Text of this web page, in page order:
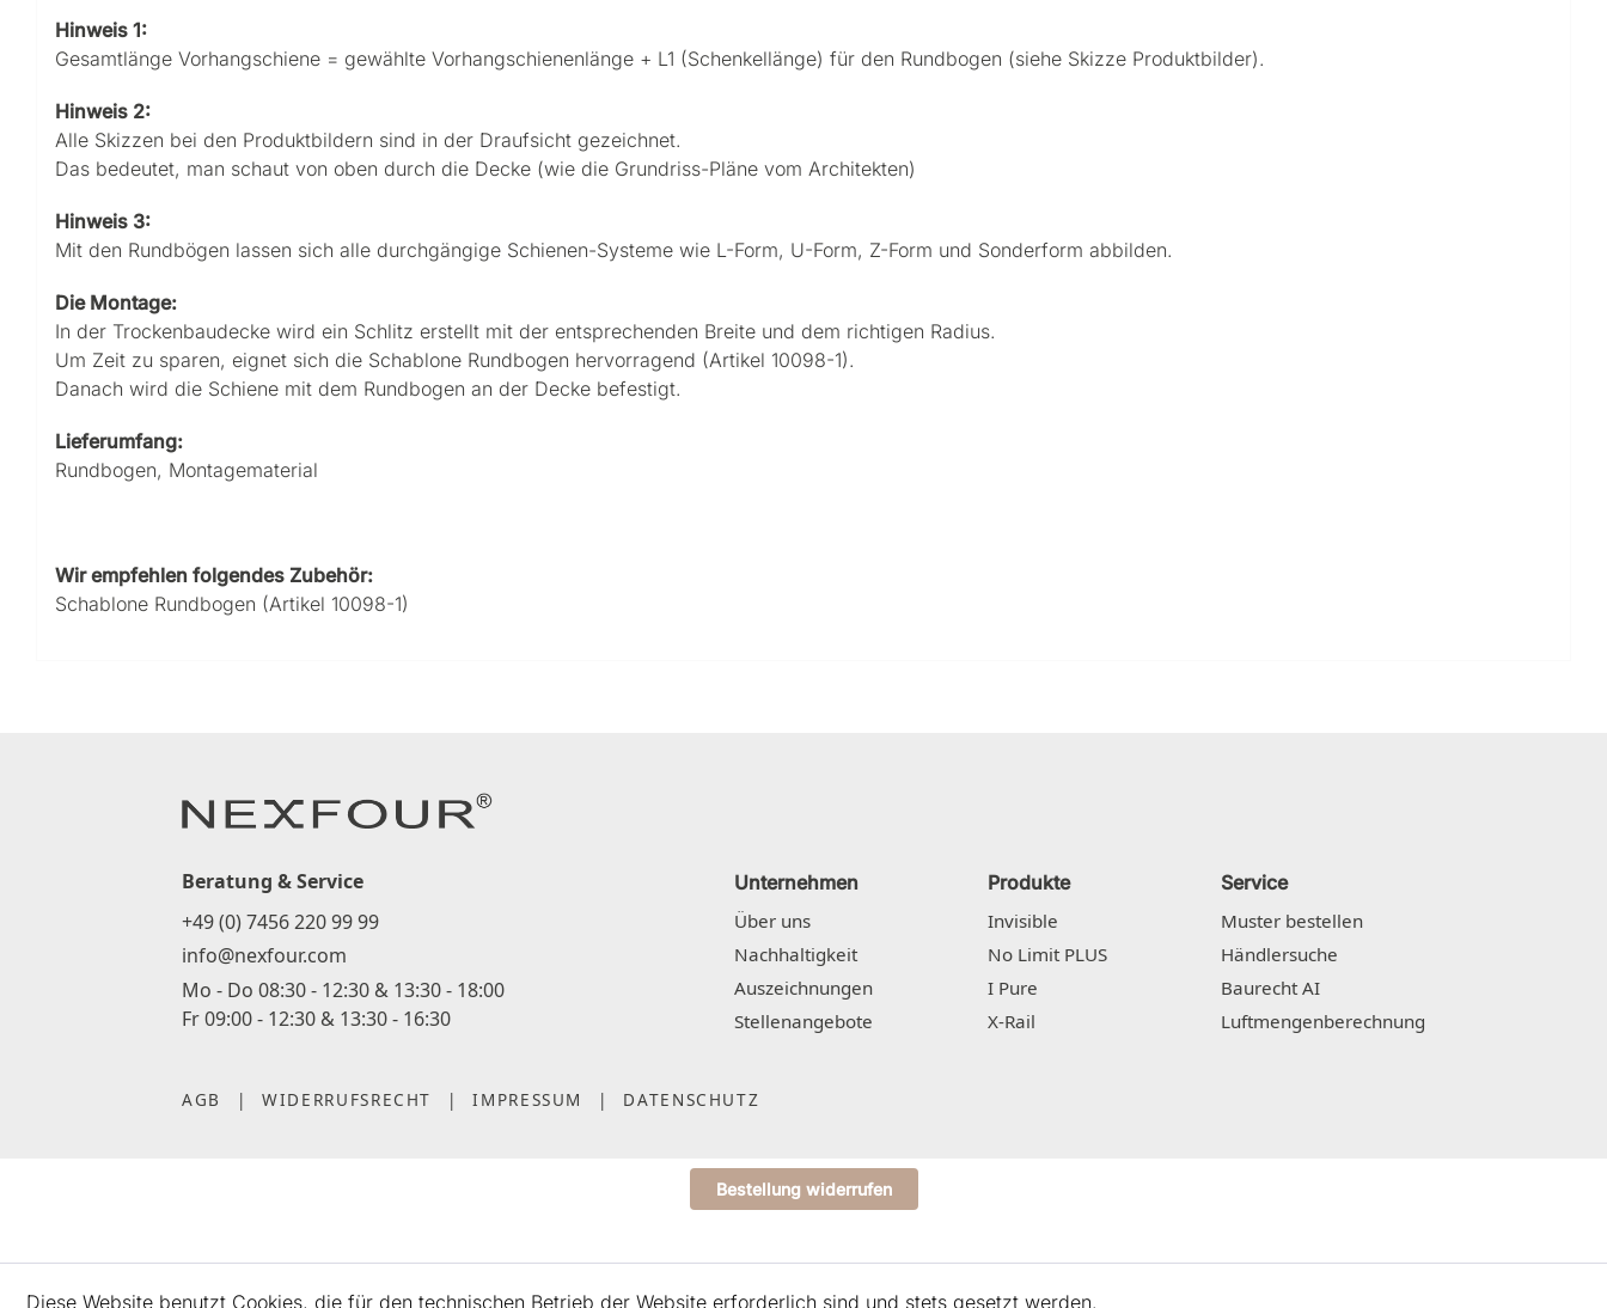
Hinweis 1:
Gesamtlänge Vorhangschiene = gewählte Vorhangschienenlänge + L1 (Schenkellänge) für den Rundbogen (siehe Skizze Produktbilder).
Hinweis 2:
Alle Skizzen bei den Produktbildern sind in der Draufsicht gezeichnet.
Das bedeutet, man schaut von oben durch die Decke (wie die Grundriss-Pläne vom Architekten)
Hinweis 3:
Mit den Rundbögen lassen sich alle durchgängige Schienen-Systeme wie L-Form, U-Form, Z-Form und Sonderform abbilden.
Die Montage:
In der Trockenbaudecke wird ein Schlitz erstellt mit der entsprechenden Breite und dem richtigen Radius.
Um Zeit zu sparen, eignet sich die Schablone Rundbogen hervorragend (Artikel 10098-1).
Danach wird die Schiene mit dem Rundbogen an der Decke befestigt.
Lieferumfang:
Rundbogen, Montagematerial
Wir empfehlen folgendes Zubehör:
Schablone Rundbogen (Artikel 10098-1)
Beratung & Service
+49 (0) 7456 220 99 99
info@nexfour.com
Mo - Do 08:30 - 12:30 & 13:30 - 18:00
Fr 09:00 - 12:30 & 13:30 - 16:30
Unternehmen
Über uns
Nachhaltigkeit
Auszeichnungen
Stellenangebote
Produkte
Invisible
No Limit PLUS
I Pure
X-Rail
Service
Muster bestellen
Händlersuche
Baurecht AI
Luftmengenberechnung
AGB | WIDERRUFSRECHT | IMPRESSUM | DATENSCHUTZ
Bestellung widerrufen
Diese Website benutzt Cookies, die für den technischen Betrieb der Website erforderlich sind und stets gesetzt werden.